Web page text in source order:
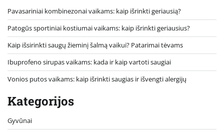
Pavasariniai kombinezonai vaikams: kaip išrinkti geriausią?
Patogūs sportiniai kostiumai vaikams: kaip išrinkti geriausius?
Kaip išsirinkti saugų žieminį šalmą vaikui? Patarimai tėvams
Ibuprofeno sirupas vaikams: kada ir kaip vartoti saugiai
Vonios putos vaikams: kaip išrinkti saugias ir išvengti alergijų
Kategorijos
Gyvūnai